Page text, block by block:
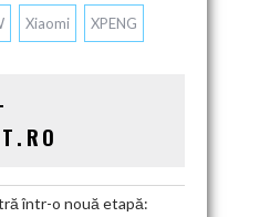
Xiaomi XPENG
într-o nouă etapă: